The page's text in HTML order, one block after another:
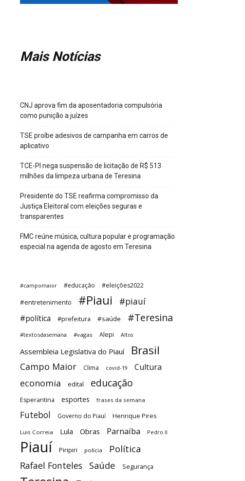
Mais Notícias
CNJ aprova fim da aposentadoria compulsória
como punição a juízes
TSE proíbe adesivos de campanha em carros de
aplicativo
TCE-PI nega suspensão de licitação de R$ 513
milhões da limpeza urbana de Teresina
Presidente do TSE reafirma compromisso da
Justiça Eleitoral com eleições seguras e
transparentes
FMC reúne música, cultura popular e programação
especial na agenda de agosto em Teresina
#campomaior #educação #eleições2022
#entretenimento #Piaui #piauí
#política #prefeitura #saúde #Teresina
#textosdasemana #vagas Alepi Altos
Assembleia Legislativa do Piauí Brasil
Campo Maior Clima covid-19 Cultura
economia edital educação
Esperantina esportes frases da semana
Futebol Governo do Piauí Henrique Pires
Luis Correia Lula Obras Parnaíba Pedro II
Piauí Piripiri polícia Política
Rafael Fonteles Saúde Segurança